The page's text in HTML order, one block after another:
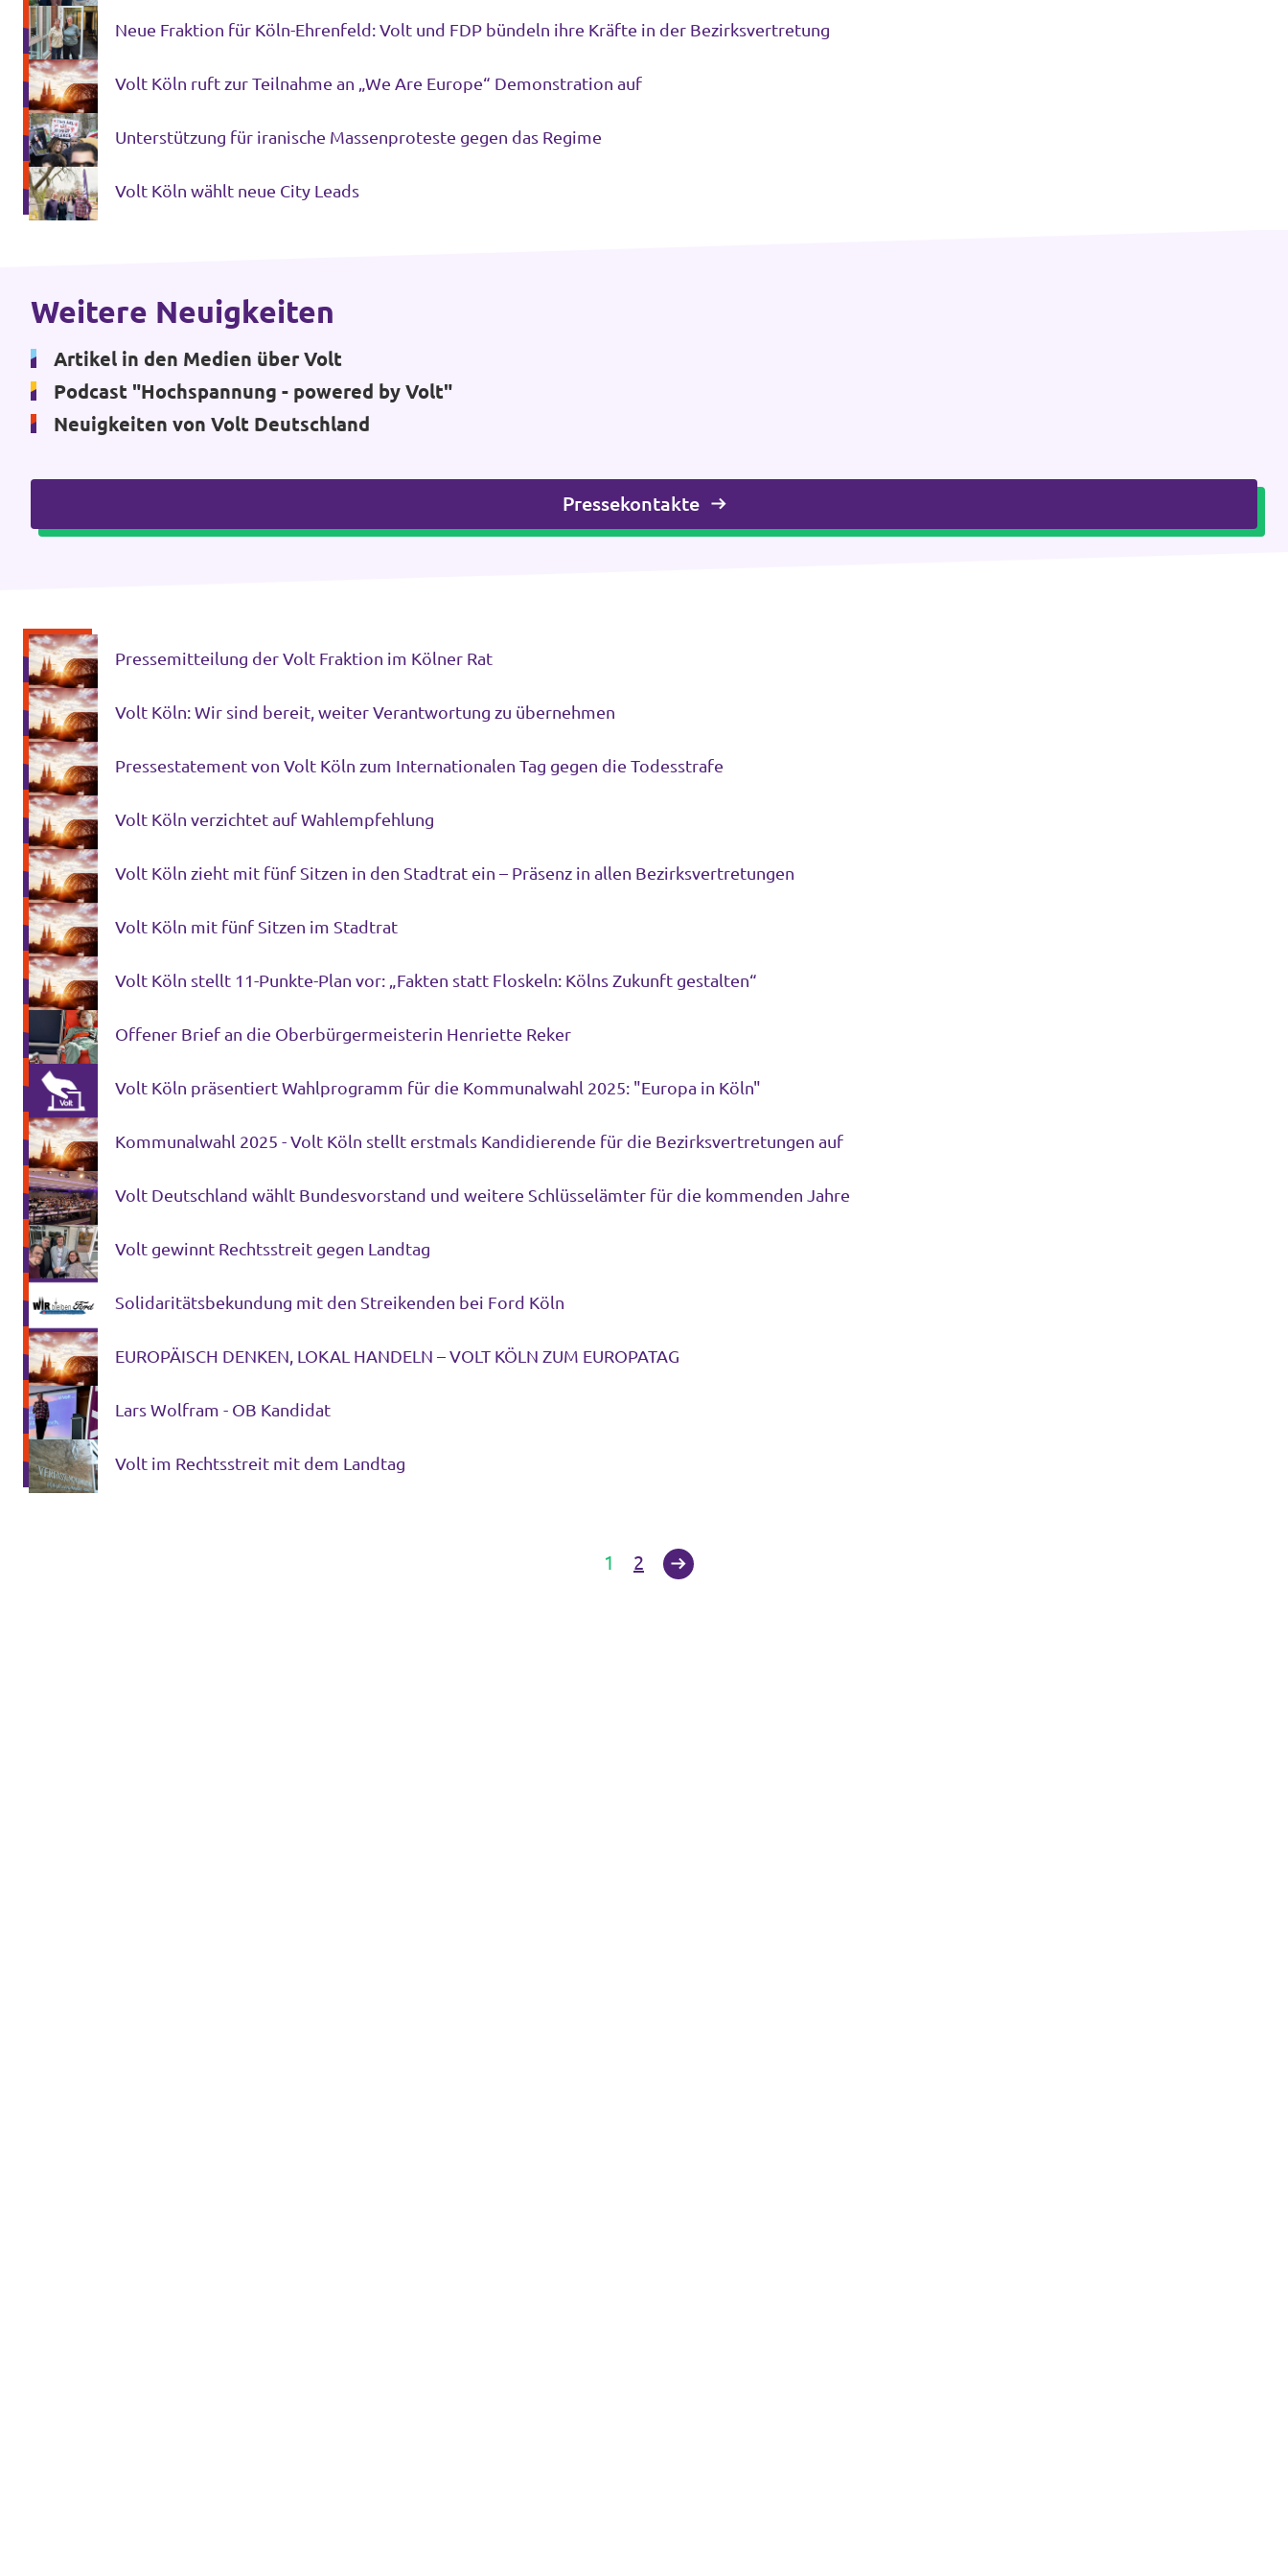
Transparenzregister
Datenschutz
Impressum
Neue Fraktion für Köln-Ehrenfeld: Volt und FDP bündeln ihre Kräfte in der Bezirksvertretung
Volt Köln ruft zur Teilnahme an „We Are Europe“ Demonstration auf
Unterstützung für iranische Massenproteste gegen das Regime
Volt Köln wählt neue City Leads
Pressemitteilung der Volt Fraktion im Kölner Rat
Volt Köln: Wir sind bereit, weiter Verantwortung zu übernehmen
Pressestatement von Volt Köln zum Internationalen Tag gegen die Todesstrafe
Volt Köln verzichtet auf Wahlempfehlung
Volt Köln zieht mit fünf Sitzen in den Stadtrat ein – Präsenz in allen Bezirksvertretungen
Volt Köln mit fünf Sitzen im Stadtrat
Volt Köln stellt 11-Punkte-Plan vor: „Fakten statt Floskeln: Kölns Zukunft gestalten“
Offener Brief an die Oberbürgermeisterin Henriette Reker
Volt Köln präsentiert Wahlprogramm für die Kommunalwahl 2025: "Europa in Köln"
Kommunalwahl 2025 - Volt Köln stellt erstmals Kandidierende für die Bezirksvertretungen auf
Volt Deutschland wählt Bundesvorstand und weitere Schlüsselämter für die kommenden Jahre
Volt gewinnt Rechtsstreit gegen Landtag
Solidaritätsbekundung mit den Streikenden bei Ford Köln
EUROPÄISCH DENKEN, LOKAL HANDELN – VOLT KÖLN ZUM EUROPATAG
Lars Wolfram - OB Kandidat
Volt im Rechtsstreit mit dem Landtag
Weitere Neuigkeiten
Artikel in den Medien über Volt
Podcast "Hochspannung - powered by Volt"
Neuigkeiten von Volt Deutschland
Pressekontakte
1 2